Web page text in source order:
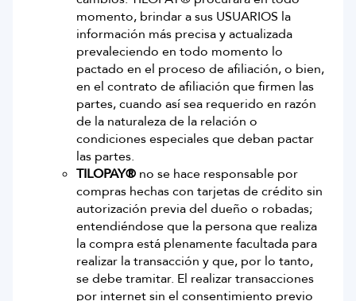
momento, brindar a sus USUARIOS la
información más precisa y actualizada
prevaleciendo en todo momento lo
pactado en el proceso de afiliación, o bien,
en el contrato de afiliación que firmen las
partes, cuando así sea requerido en razón
de la naturaleza de la relación o
condiciones especiales que deban pactar
las partes.
TILOPAY® no se hace responsable por
compras hechas con tarjetas de crédito sin
autorización previa del dueño o robadas;
entendiéndose que la persona que realiza
la compra está plenamente facultada para
realizar la transacción y que, por lo tanto,
se debe tramitar. El realizar transacciones
por internet sin el consentimiento previo